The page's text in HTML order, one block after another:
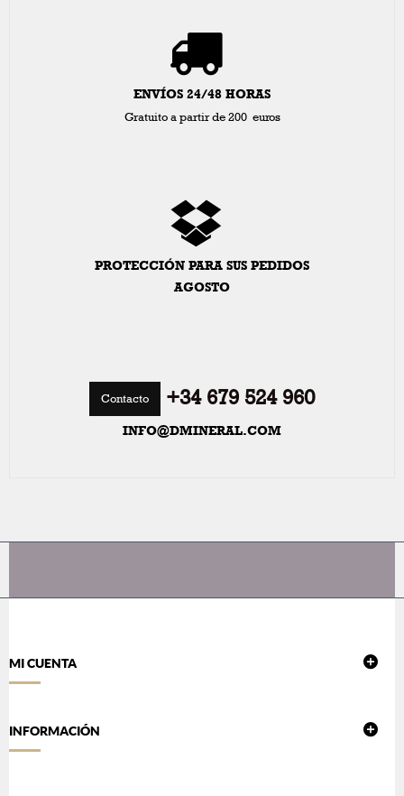
ENVÍOS 24/48 HORAS
Gratuito a partir de 200 euros
PROTECCIÓN PARA SUS PEDIDOS
AGOSTO
Contacto +34 679 524 960
INFO@DMINERAL.COM
MI CUENTA
INFORMACIÓN